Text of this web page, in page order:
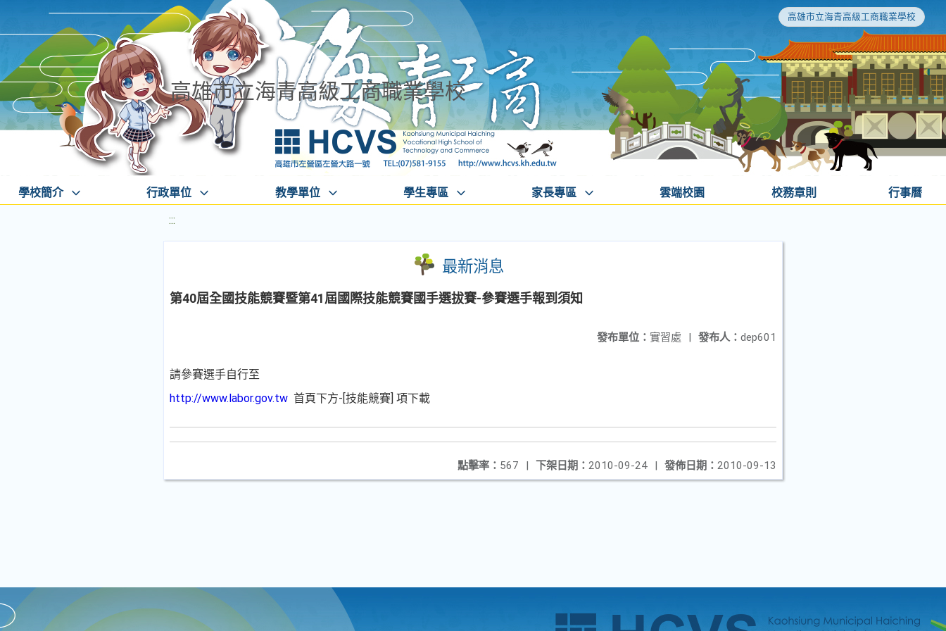
高雄市立海青高級工商職業學校
高雄市立海青高級工商職業學校
學校簡介 行政單位 教學單位 學生專區 家長專區 雲端校園 校務章則 行事曆
:::
最新消息
第40屆全國技能競賽暨第41屆國際技能競賽國手選拔賽-參賽選手報到須知
發布人： dep601
發布單位： 實習處 |
請參賽選手自行至
http://www.labor.gov.tw 首頁下方-[技能競賽] 項下載
發佈日期： 2010-09-13
下架日期： 2010-09-24 |
點擊率： 567 |